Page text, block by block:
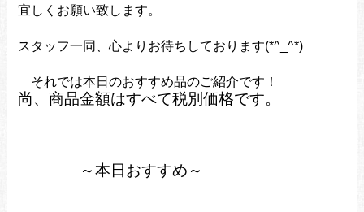
宜しくお願い致します。
スタッフ一同、心よりお待ちしております(*^_^*)
それでは本日のおすすめ品のご紹介です！
尚、商品金額はすべて税別 価格です。
～本日おすすめ ～